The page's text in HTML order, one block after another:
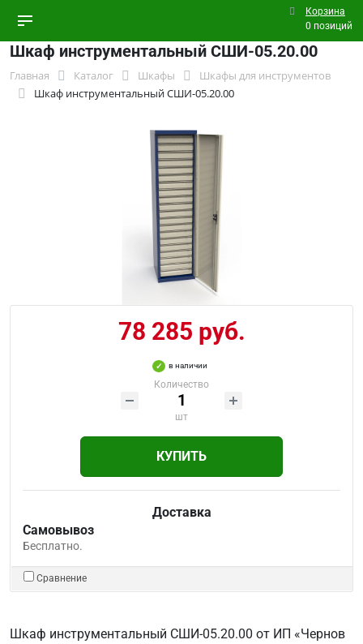
Корзина
0 позиций
Шкаф инструментальный СШИ-05.20.00
Главная Каталог Шкафы
Шкафы для инструментов
Шкаф инструментальный СШИ-05.20.00
78 285 руб.
в наличии
Количество
шт
КУПИТЬ
Доставка
Самовывоз
Бесплатно.
Сравнение
Шкаф инструментальный СШИ-05.20.00 от ИП «Чернов